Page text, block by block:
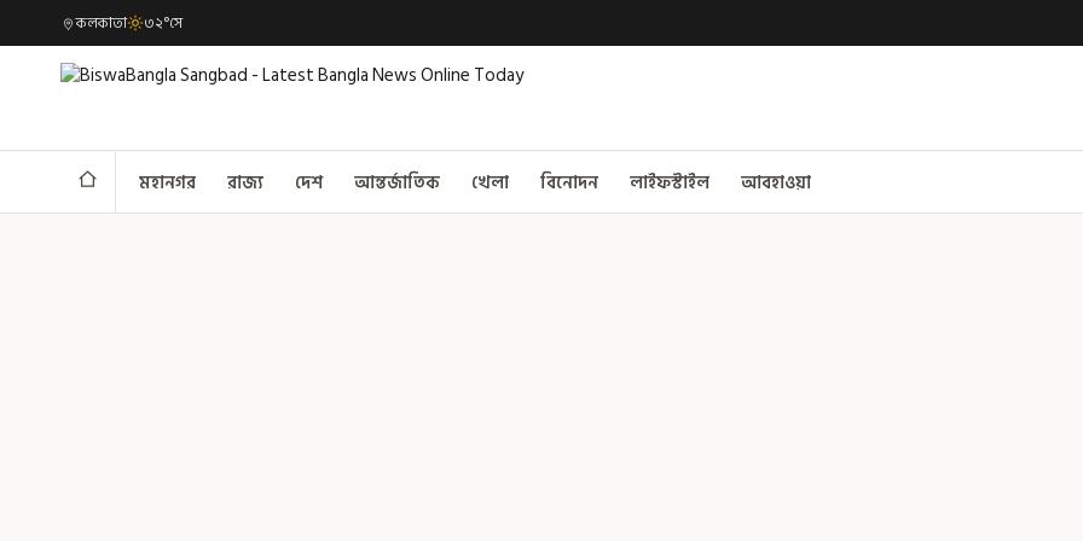
কলকাতা ৩২°সে
মহানগর রাজ্য দেশ আন্তর্জাতিক খেলা বিনোদন লাইফস্টাইল আবহাওয়া